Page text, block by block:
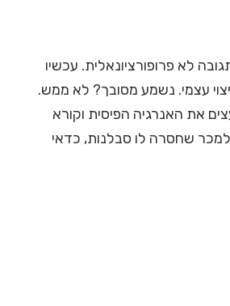
לא פרופורציונאלית. עכשיו
עצמי. נשמע מסובך? לא ממש.
את האנרגיה הפיסית וקורא
שחסרה לו סבלנות, כדאי